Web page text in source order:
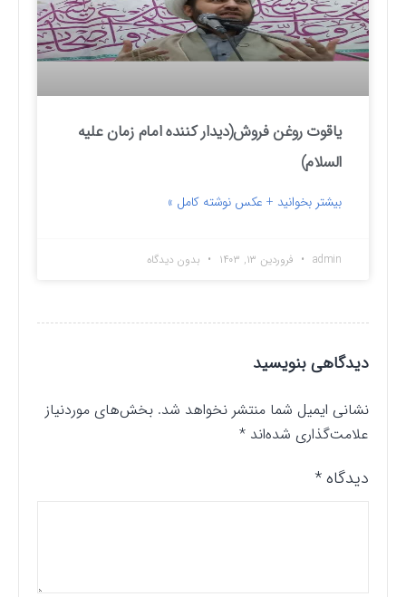
یاقوت روغن فروش(دیدار کننده امام زمان علیه
السلام)
بیشتر بخوانید + عکس نوشته کامل »
admin فروردین ۱۳, ۱۴۰۳ بدون دیدگاه
دیدگاهی بنویسید
نشانی ایمیل شما منتشر نخواهد شد. بخش‌های موردنیاز
علامت‌گذاری شده‌اند*
دیدگاه*